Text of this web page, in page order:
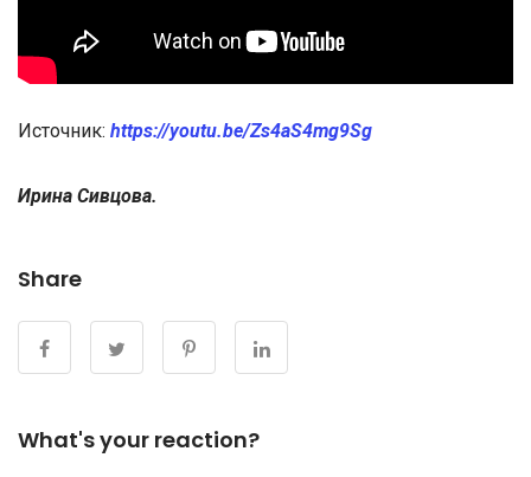
Источник: https://youtu.be/Zs4aS4mg9Sg
Ирина Сивцова.
Share
What's your reaction?